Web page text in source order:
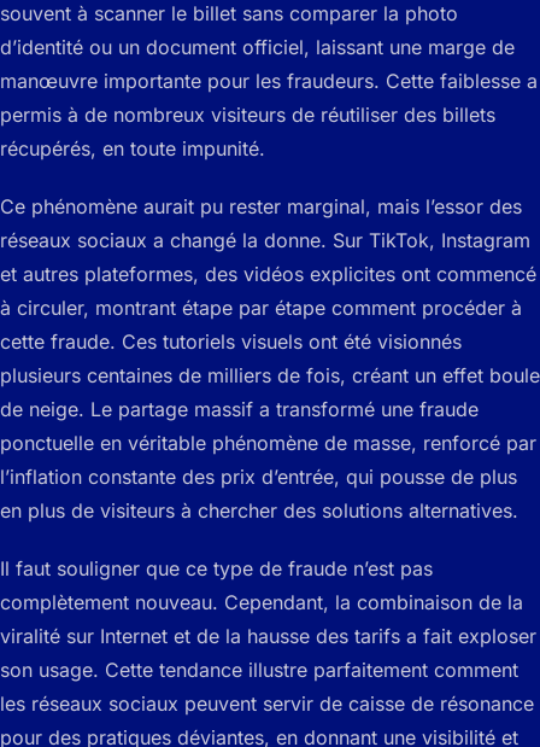
souvent à scanner le billet sans comparer la photo
d’identité ou un document officiel, laissant une marge de
manœuvre importante pour les fraudeurs. Cette faiblesse a
permis à de nombreux visiteurs de réutiliser des billets
récupérés, en toute impunité.
Ce phénomène aurait pu rester marginal, mais l’essor des
réseaux sociaux a changé la donne. Sur TikTok, Instagram
et autres plateformes, des vidéos explicites ont commencé
à circuler, montrant étape par étape comment procéder à
cette fraude. Ces tutoriels visuels ont été visionnés
plusieurs centaines de milliers de fois, créant un effet boule
de neige. Le partage massif a transformé une fraude
ponctuelle en véritable phénomène de masse, renforcé par
l’inflation constante des prix d’entrée, qui pousse de plus
en plus de visiteurs à chercher des solutions alternatives.
Il faut souligner que ce type de fraude n’est pas
complètement nouveau. Cependant, la combinaison de la
viralité sur Internet et de la hausse des tarifs a fait exploser
son usage. Cette tendance illustre parfaitement comment
les réseaux sociaux peuvent servir de caisse de résonance
pour des pratiques déviantes, en donnant une visibilité et